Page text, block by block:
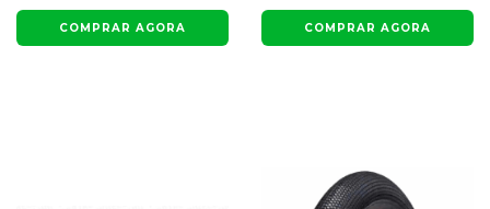
COMPRAR AGORA COMPRAR AGORA